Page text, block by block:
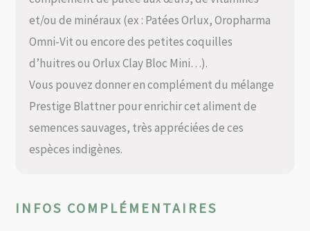
et/ou de minéraux (ex : Patées Orlux, Oropharma
Omni-Vit ou encore des petites coquilles
d’huitres ou Orlux Clay Bloc Mini…).
Vous pouvez donner en complément du mélange
Prestige Blattner pour enrichir cet aliment de
semences sauvages, très appréciées de ces
espèces indigènes.
INFOS COMPLÉMENTAIRES